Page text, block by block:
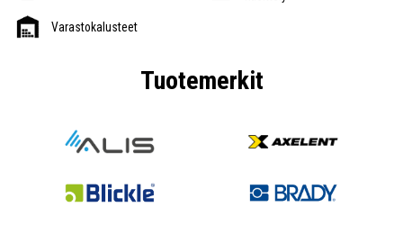
Varastokalusteet
Tuotemerkit